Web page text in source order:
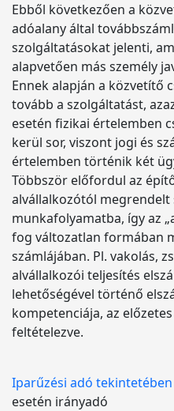
Ebből következően a
adóalany által
szolgáltatásokat jelenti,
alapvetően más személy
Ennek alapján a közvetítő
tovább a szolgáltatást,
esetén fizikai értelemben
kerül sor, viszont jogi és
értelemben történik két
Többször előfordul az
alvállalkozótól
munkafolyamatba, így az
fog változatlan formában
számlájában. Pl. vakolás,
alvállalkozói teljesítés
lehetőségével történő
kompetenciája, az
feltételezve.
Iparűzési adó tekintetében
esetén irányadó